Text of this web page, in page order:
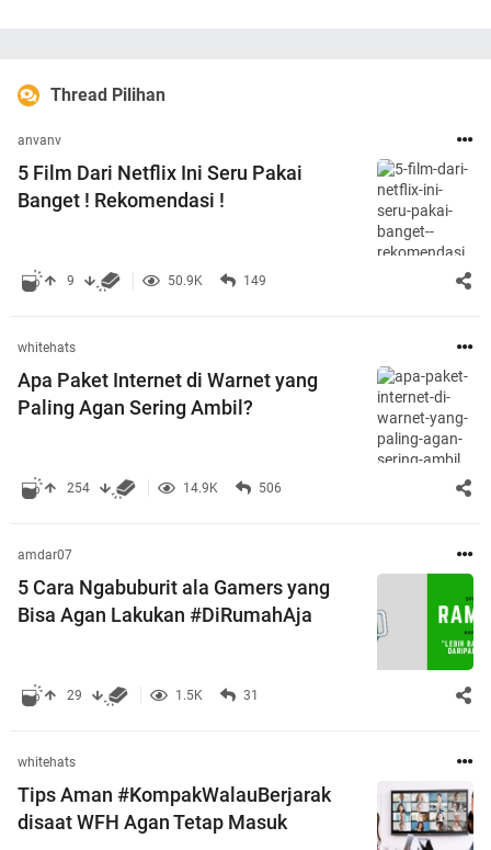
Thread Pilihan
anvanv
5 Film Dari Netflix Ini Seru Pakai
Banget ! Rekomendasi !
9 50.9K 149
whitehats
Apa Paket Internet di Warnet yang
Paling Agan Sering Ambil?
254 14.9K 506
amdar07
5 Cara Ngabuburit ala Gamers yang
Bisa Agan Lakukan #DiRumahAja
29 1.5K 31
whitehats
Tips Aman #KompakWalauBerjarak
disaat WFH Agan Tetap Masuk